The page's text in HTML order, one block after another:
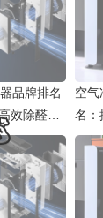
品牌排名
效除醛静
空气
名：
化神